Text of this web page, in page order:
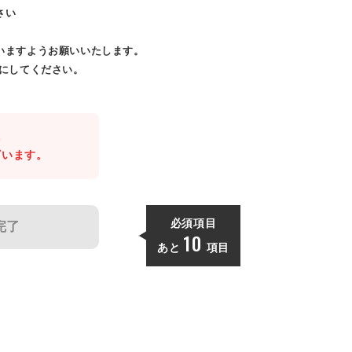
い
すようお願いいたします。
してください。
ます。
了 必須項目
あと 10 項目